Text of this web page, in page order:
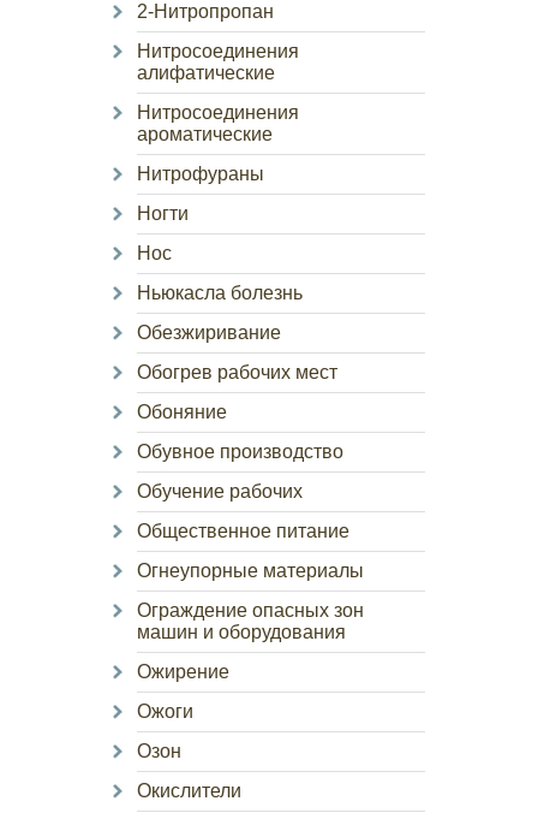
2-Нитропропан
Нитросоединения
алифатические
Нитросоединения
ароматические
Нитрофураны
Ногти
Нос
Ньюкасла болезнь
Обезжиривание
Обогрев рабочих мест
Обоняние
Обувное производство
Обучение рабочих
Общественное питание
Огнеупорные материалы
Ограждение опасных зон
машин и оборудования
Ожирение
Ожоги
Озон
Окислители